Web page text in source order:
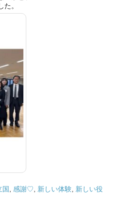
。
国 感謝♡ 新しい体験
新しい役